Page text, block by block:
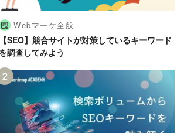
Webマーケ全般
SEO】競合サイトが対策しているキーワード
調査してみよう